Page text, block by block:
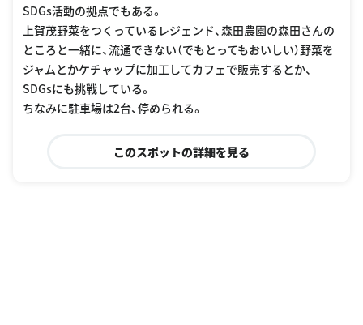
SDGs活動の拠点でもある。
上賀茂野菜をつくっているレジェンド、森田農園の森田さんの
ところと一緒に、流通できない（でもとってもおいしい）野菜を
ジャムとかケチャップに加工してカフェで販売するとか、
SDGsにも挑戦している。
ちなみに駐車場は2台、停められる。
このスポットの詳細を見る